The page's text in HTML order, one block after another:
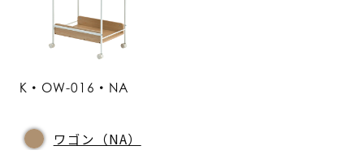
K・OW-016・NA
ワゴン（NA）